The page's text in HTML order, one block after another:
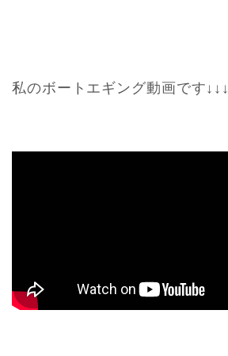
私のボートエギング動画です↓↓↓